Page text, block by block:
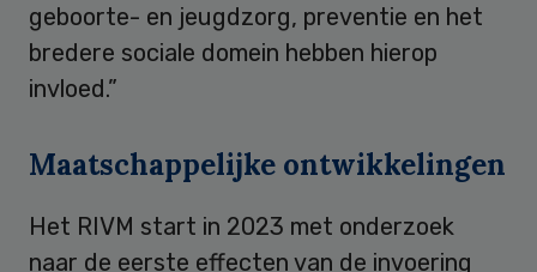
geboorte- en jeugdzorg, preventie en het
bredere sociale domein hebben hierop
invloed.”
Maatschappelijke ontwikkelingen
Het RIVM start in 2023 met onderzoek
naar de eerste effecten van de invoering